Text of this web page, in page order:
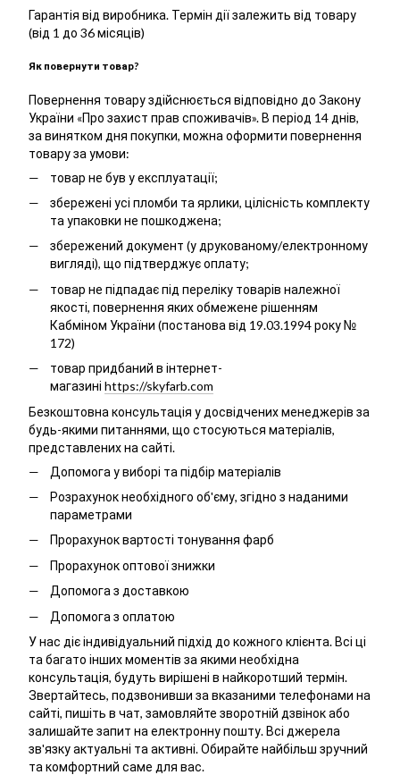
Гарантія від виробника. Термін дії залежить від товару
(від 1 до 36 місяців)
Як повернути товар?
Повернення товару здійснюється відповідно до Закону
України «Про захист прав споживачів». В період 14 днів,
за винятком дня покупки, можна оформити повернення
товару за умови:
товар не був у експлуатації;
збережені усі пломби та ярлики, цілісність комплекту
та упаковки не пошкоджена;
збережений документ (у друкованому/електронному
вигляді), що підтверджує оплату;
товар не підпадає під переліку товарів належної
якості, повернення яких обмежене рішенням
Кабміном України (постанова від 19.03.1994 року №
172)
товар придбаний в інтернет-
магазині https://skyfarb.com
Безкоштовна консультація у досвідчених менеджерів за
будь-якими питаннями, що стосуються матеріалів,
представлених на сайті.
Допомога у виборі та підбір матеріалів
Розрахунок необхідного об'єму, згідно з наданими
параметрами
Прорахунок вартості тонування фарб
Прорахунок оптової знижки
Допомога з доставкою
Допомога з оплатою
У нас діє індивідуальний підхід до кожного клієнта. Всі ці
та багато інших моментів за якими необхідна
консультація, будуть вирішені в найкоротший термін.
Звертайтесь, подзвонивши за вказаними телефонами на
сайті, пишіть в чат, замовляйте зворотній дзвінок або
залишайте запит на електронну пошту. Всі джерела
зв'язку актуальні та активні. Обирайте найбільш зручний
та комфортний саме для вас.